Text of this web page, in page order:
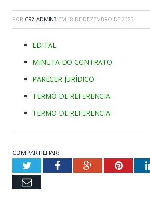
POR CR2-ADMIN3 EM 18 DE DEZEMBRO DE 2023
EDITAL
MINUTA DO CONTRATO
PARECER JURÍDICO
TERMO DE REFERENCIA
TERMO DE REFERENCIA
COMPARTILHAR:
TwitterFacebookGoogle+
Email